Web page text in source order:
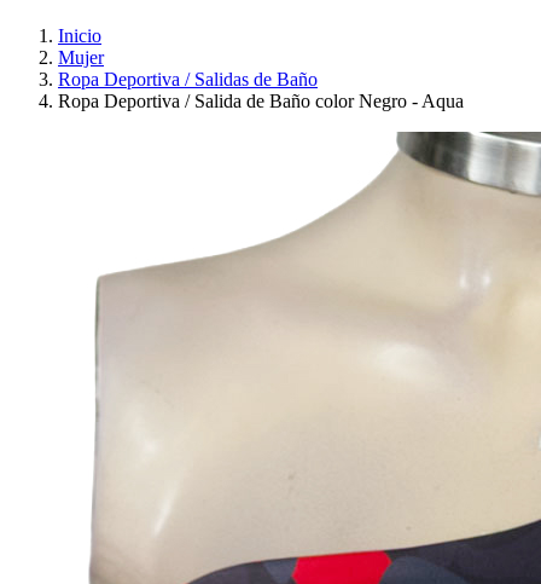
Inicio
Mujer
Ropa Deportiva / Salidas de Baño
Ropa Deportiva / Salida de Baño color Negro - Aqua